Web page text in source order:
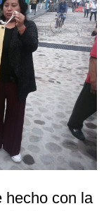
hecho con la